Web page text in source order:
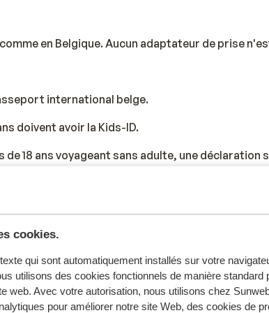
cookies.
qui sont automatiquement installés sur votre
utilisons des cookies fonctionnels de manière standard
web. Avec votre autorisation, nous utilisons chez
pour améliorer notre site Web, des cookies de
sans aucun doute, le parfait citytrip à
heures trente, vous serez sur place. Idéal pour
en Belgique. Aucun adaptateur de prise
international belge.
doivent avoir la Kids-ID.
de 18 ans voyageant sans adulte, une déclaration
celle-ci pouvant être demandée par
être valides pour toute la durée du séjour au
belge, nous vous conseillons de contacter
de documents de voyage en cours de validité